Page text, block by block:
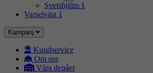
Svetshjälm 1
Varselväst 1
Kampanj
Kundservice
Om oss
Våra depåer